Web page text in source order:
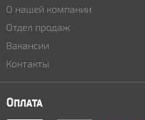
О нашей компании
Отдел продаж
Вакансии
Контакты
Оплата